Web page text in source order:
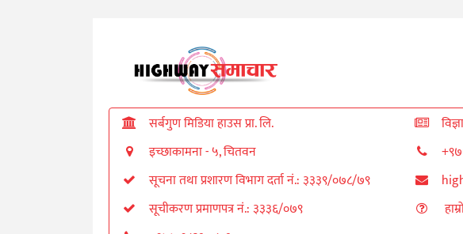
सर्बगुण मिडिया हाउस प्रा. लि.
इच्छाकामना - ५, चितवन
सूचना तथा प्रशारण विभाग दर्ता नं.: ३३३९/०७८/७९
सूचीकरण प्रमाणपत्र नं.: ३३३६/०७९